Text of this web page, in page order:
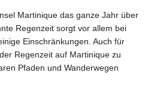
Martinique das ganze Jahr über
Regenzeit sorgt vor allem bei
Einschränkungen. Auch für
Regenzeit auf Martinique zu
Pfaden und Wanderwegen